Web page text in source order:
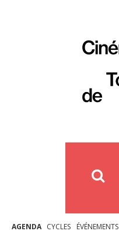
AGENDA CYCLES ÉVÉNEMENTS